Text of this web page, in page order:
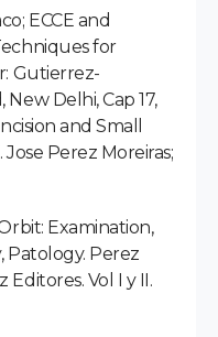
ECCE and
for
Gutierrez-
New Delhi, Cap 17,
and Small
Perez Moreiras;
Examination,
Patology. Perez
Editores. Vol I y II.